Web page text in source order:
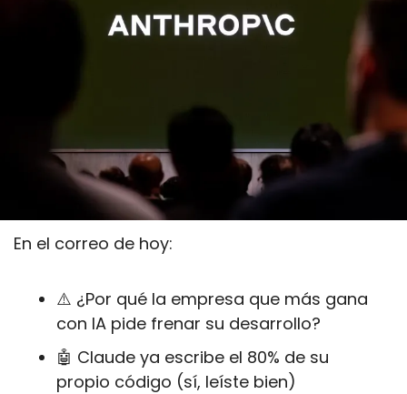
En el correo de hoy:
⚠️ ¿Por qué la empresa que más gana
con IA pide frenar su desarrollo?
🤖 Claude ya escribe el 80% de su
propio código (sí, leíste bien)